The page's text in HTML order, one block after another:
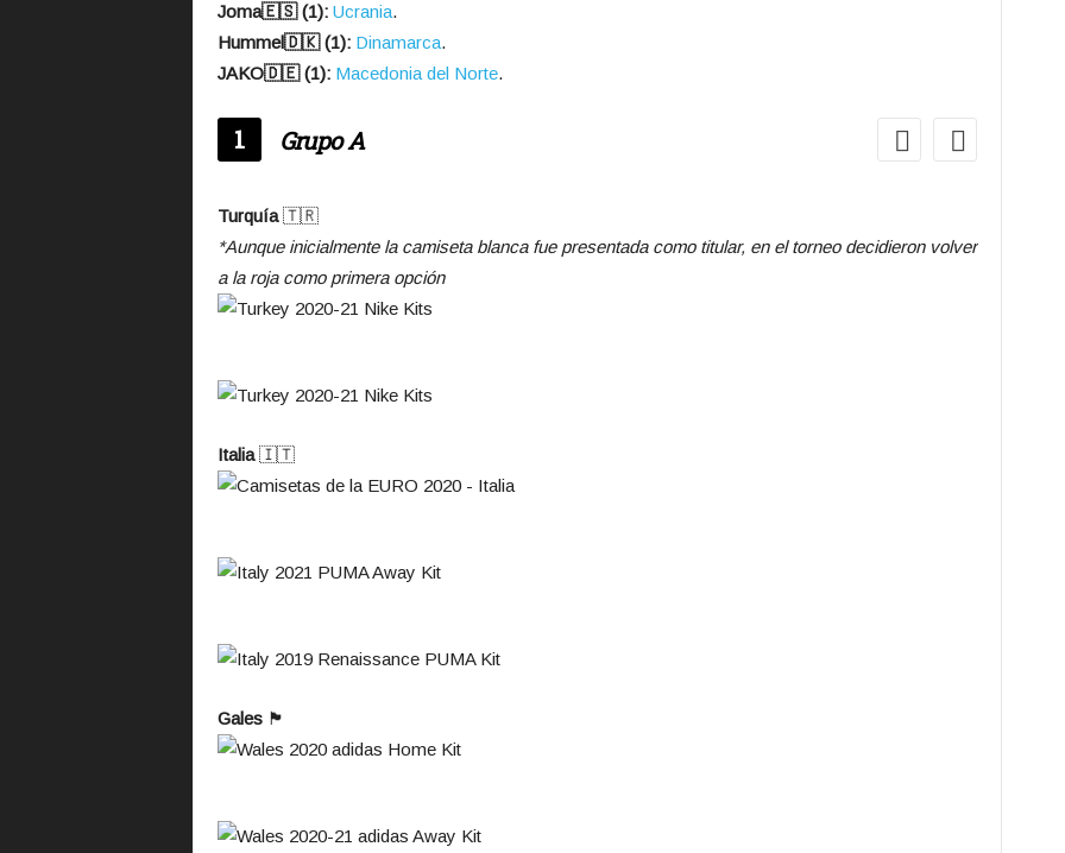
Joma🇪🇸 (1): Ucrania.
Hummel🇩🇰 (1): Dinamarca.
JAKO🇩🇪 (1): Macedonia del Norte.
1 Grupo A
Turquía🇹🇷
*Aunque inicialmente la camiseta blanca fue presentada como titular, en el torneo decidieron volver
a la roja como primera opción
Italia🇮🇹
Gales🏴󠁧󠁢󠁷󠁬󠁳󠁿